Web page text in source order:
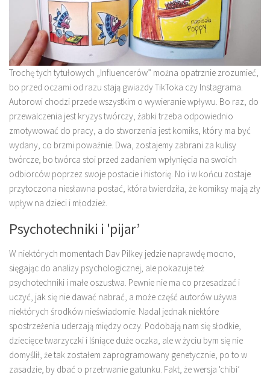
Trochę tych tytułowych „Influencerów” można opatrznie zrozumieć,
bo przed oczami od razu stają gwiazdy TikToka czy Instagrama.
Autorowi chodzi przede wszystkim o wywieranie wpływu. Bo raz, do
przewalczenia jest kryzys twórczy, żabki trzeba odpowiednio
zmotywować do pracy, a do stworzenia jest komiks, który ma być
wydany, co brzmi poważnie. Dwa, zostajemy zabrani za kulisy
twórcze, bo twórca stoi przed zadaniem wpłynięcia na swoich
odbiorców poprzez swoje postacie i historię. No i w końcu zostaje
przytoczona niesławna postać, która twierdziła, że komiksy mają zły
wpływ na dzieci i młodzież.
Psychotechniki i 'pijar’
W niektórych momentach Dav Pilkey jedzie naprawdę mocno,
sięgając do analizy psychologicznej, ale pokazuje też
psychotechniki i małe oszustwa. Pewnie nie ma co przesadzać i
uczyć, jak się nie dawać nabrać, a może część autorów używa
niektórych środków nieświadomie. Nadal jednak niektóre
spostrzeżenia uderzają między oczy. Podobają nam się słodkie,
dziecięce twarzyczki i lśniące duże oczka, ale w życiu bym się nie
domyślił, że tak zostałem zaprogramowany genetycznie, po to w
zasadzie, by dbać o przetrwanie gatunku. Fakt, że wersja 'chibi’